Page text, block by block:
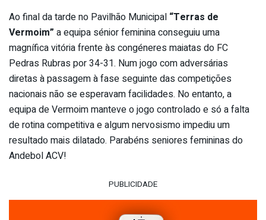
Ao final da tarde no Pavilhão Municipal “Terras de
Vermoim” a equipa sénior feminina conseguiu uma
magnífica vitória frente às congéneres maiatas do FC
Pedras Rubras por 34-31. Num jogo com adversárias
diretas à passagem à fase seguinte das competições
nacionais não se esperavam facilidades. No entanto, a
equipa de Vermoim manteve o jogo controlado e só a falta
de rotina competitiva e algum nervosismo impediu um
resultado mais dilatado. Parabéns seniores femininas do
Andebol ACV!
PUBLICIDADE